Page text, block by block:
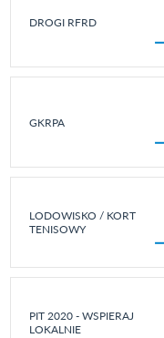
DROGI RFRD
GKRPA
LODOWISKO / KORT
TENISOWY
PIT 2020 - WSPIERAJ
LOKALNIE